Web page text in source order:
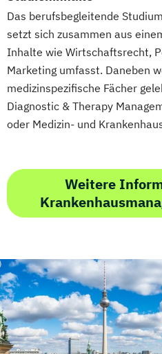
Das berufsbegleitende
setzt sich zusammen aus
Inhalte wie Wirtschaftsrecht,
Marketing umfasst. Daneben
medizinspezifische Fächer
Diagnostic & Therapy
oder Medizin- und
Weitere